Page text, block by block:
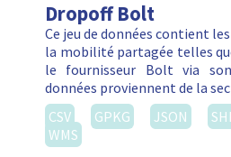
Dropoff Bolt
Ce jeu de données contient
la mobilité partagée telles
le fournisseur Bolt via son
données proviennent de la
CSV
GPKG JSON
WMS